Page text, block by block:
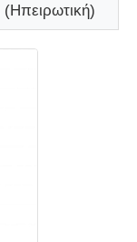
(Ηπειρωτική)